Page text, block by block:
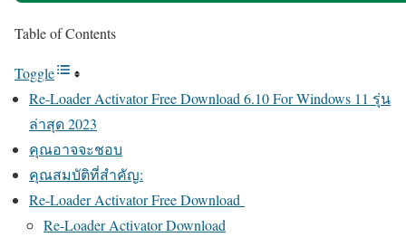
Table of Contents
Toggle
Re-Loader Activator Free Download 6.10 For Windows 11 รุ่น
ล่าสุด 2023
คุณอาจจะชอบ
คุณสมบัติที่สำคัญ:
Re-Loader Activator Free Download
Re-Loader Activator Download